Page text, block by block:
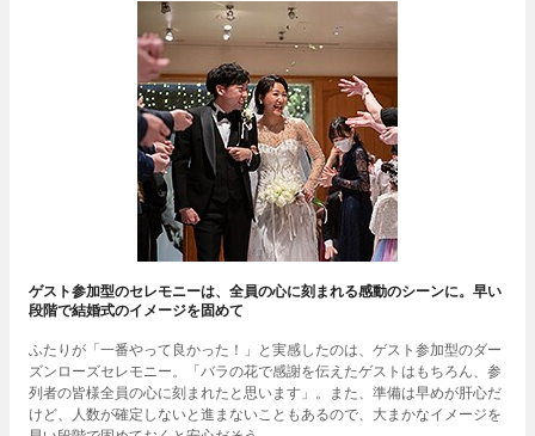
ゲスト参加型のセレモニーは、全員の心に刻まれる感動のシーンに。早い
段階で結婚式のイメージを固めて
ふたりが「一番やって良かった！」と実感したのは、ゲスト参加型のダー
ズンローズセレモニー。「バラの花で感謝を伝えたゲストはもちろん、参
列者の皆様全員の心に刻まれたと思います」。また、準備は早めが肝心だ
けど、人数が確定しないと進まないこともあるので、大まかなイメージを